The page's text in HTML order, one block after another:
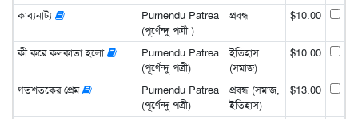
কাব্যনাট্য
Purnendu Patrea
(পূর্ণেন্দু পত্রী )
প্রবন্ধ $10.00
কী করে কলকাতা হলো
Purnendu Patrea
(পূর্ণেন্দু পত্রী)
ইতিহাস
(সমাজ)
$10.00
গতশতকের প্রেম
Purnendu Patrea
(পূর্ণেন্দু পত্রী)
প্রবন্ধ (সমাজ,
ইতিহাস)
$13.00